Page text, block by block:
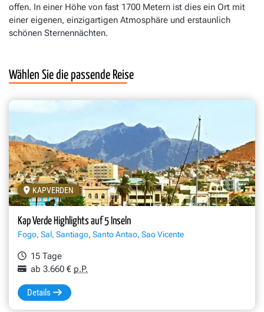
offen. In einer Höhe von fast 1700 Metern ist dies ein Ort mit
einer eigenen, einzigartigen Atmosphäre und erstaunlich
schönen Sternennächten.
Wählen Sie die passende Reise
KAPVERDEN
Kap Verde Highlights auf 5 Inseln
Fogo, Sal, Santiago, Santo Antao, Sao Vicente
15 Tage
ab 3.660 € p.P.
Details